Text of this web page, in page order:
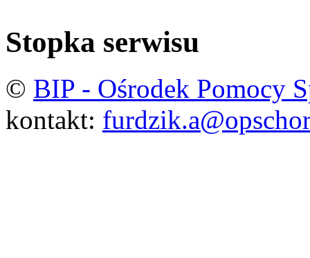
Stopka serwisu
© BIP - Ośrodek Pomocy
kontakt: